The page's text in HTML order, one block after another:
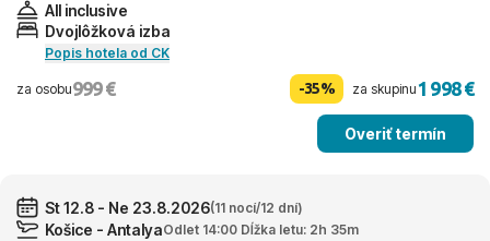
All inclusive
Dvojlôžková izba
Popis hotela od CK
za osobu999 € -35% za skupinu1 998 €
Overiť termín
St 12.8 - Ne 23.8.2026(11 nocí/12 dní)
Košice - AntalyaOdlet 14:00 Dĺžka letu: 2h 35m